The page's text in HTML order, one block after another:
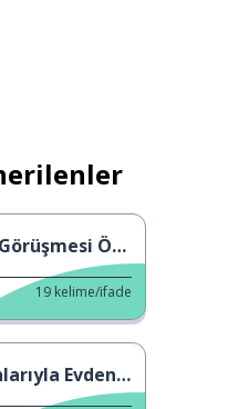
Örneği
19 kelime/ifade
Evden Çalışma